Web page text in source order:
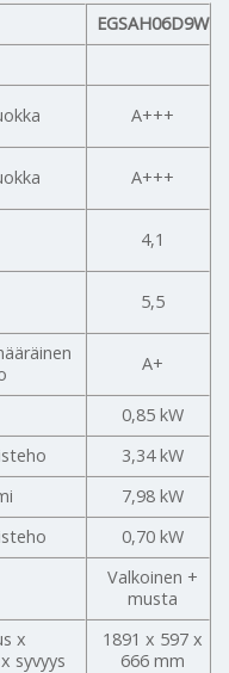
EGSAH06D9W
A+++
A+++
4,1
5,5
A+
0,85 kW
3,34 kW
7,98 kW
0,70 kW
Valkoinen +
musta
x
syvyys
1891 x 597 x
666 mm